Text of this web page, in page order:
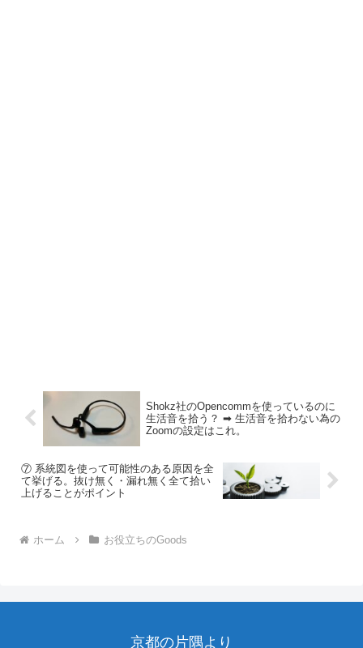
Shokz社のOpencommを使っているのに
生活音を拾う？ ➡︎ 生活音を拾わない為の
Zoomの設定はこれ。
⑦ 系統図を使って可能性のある原因を全
て挙げる。抜け無く・漏れ無く全て拾い
上げることがポイント
ホーム お役立ちのGoods
京都の片隅より